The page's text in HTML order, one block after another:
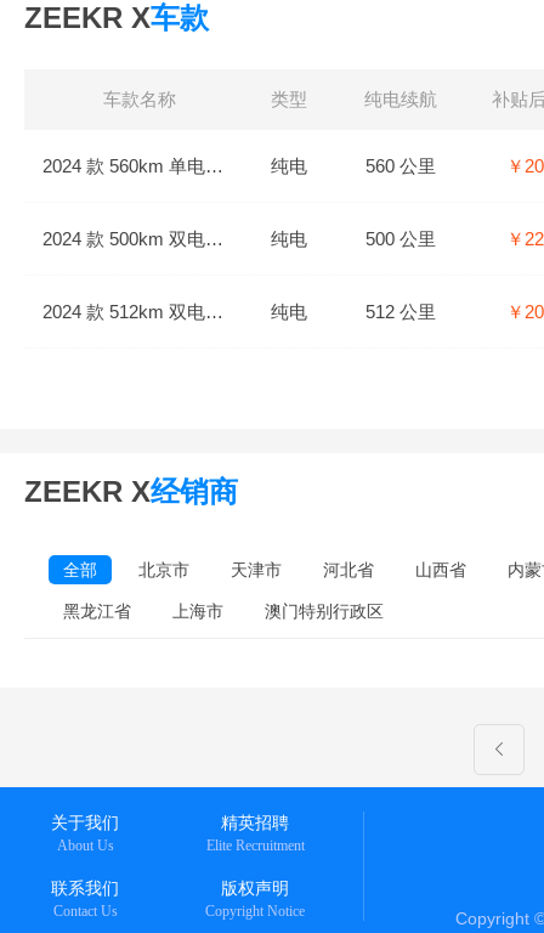
ZEEKR X车款
车款名称 类型 纯电续航 补贴
2024 款 560km 单电机后驱 4座 纯电 560 公里 ￥
2024 款 500km 双电机四驱 4座 纯电 500 公里 ￥
2024 款 512km 双电机四驱 5座 纯电 512 公里 ￥
ZEEKR X经销商
全部 北京市 天津市 河北省 山西省 内
黑龙江省 上海市 澳门特别行政区
关于我们
About Us
精英招聘
Elite Recruitment
联系我们
Contact Us
版权声明
Copyright Notice Copyright